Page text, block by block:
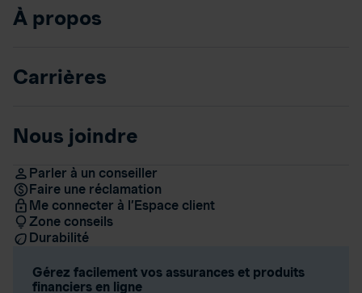
À propos
Carrières
Nous joindre
Parler à un conseiller
Faire une réclamation
Me connecter à l’Espace client
Zone conseils
Durabilité
Gérez facilement vos assurances et produits
financiers en ligne